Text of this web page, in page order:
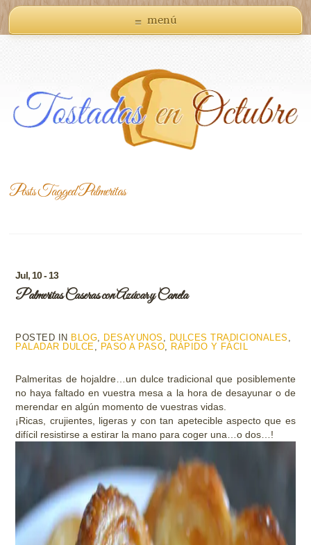
menú
Posts TaggedPalmeritas
Jul, 10 - 13
Palmeritas Caseras con Azúcar y Canela
POSTED IN BLOG, DESAYUNOS , DULCES TRADICIONALES ,
PALADAR DULCE, PASO A PASO, RÁPIDO Y FÁCIL
Palmeritas de hojaldre…un dulce tradicional que posiblemente
no haya faltado en vuestra mesa a la hora de desayunar o de
merendar en algún momento de vuestras vidas.
¡Ricas, crujientes, ligeras y con tan apetecible aspecto que es
difícil resistirse a estirar la mano para coger una…o dos…!